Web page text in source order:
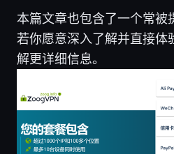
本篇文章也包含了一个常被
若你愿意深入了解并直接体
解更详细信息。